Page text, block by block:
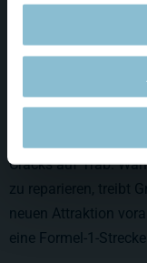
Motoren, Weichen,
Cracks auf Trab.
zu reparieren, treibt
neuen Attraktion
eine Formel-1-